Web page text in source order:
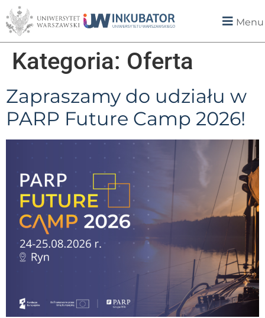
Menu
Kategoria: Oferta
Zapraszamy do udziału w
PARP Future Camp 2026!